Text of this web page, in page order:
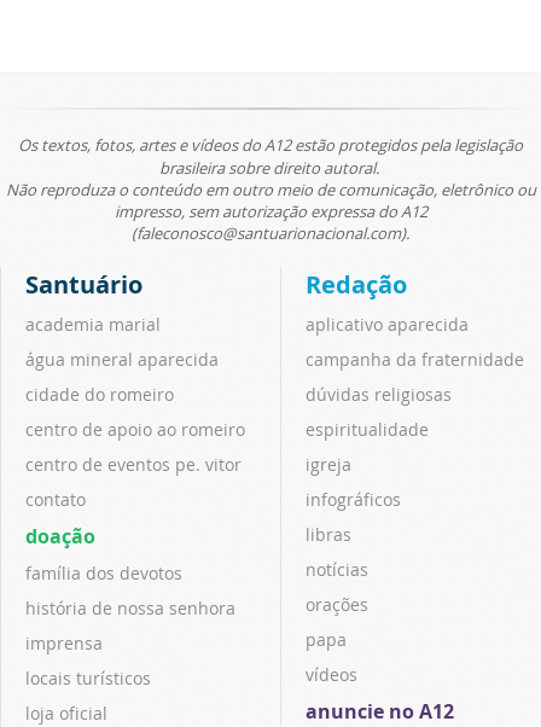
Os textos, fotos, artes e vídeos do A12 estão protegidos pela legislação
brasileira sobre direito autoral.
Não reproduza o conteúdo em outro meio de comunicação, eletrônico ou
impresso, sem autorização expressa do A12
(faleconosco@santuarionacional.com).
Santuário
academia marial
água mineral aparecida
cidade do romeiro
centro de apoio ao romeiro
centro de eventos pe. vitor
contato
doação
família dos devotos
história de nossa senhora
imprensa
locais turísticos
loja oficial
Redação
aplicativo aparecida
campanha da fraternidade
dúvidas religiosas
espiritualidade
igreja
infográficos
libras
notícias
orações
papa
vídeos
anuncie no A12